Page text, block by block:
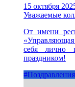
15 октября
Уважаемые
От имени
себя лично
праздником!
#Поздравления